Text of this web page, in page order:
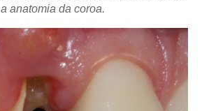
a anatomia da coroa.